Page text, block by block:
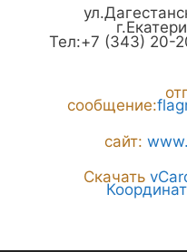
г.
Тел:+7 (343) 20-
сообщение:
сайт:
Скачать